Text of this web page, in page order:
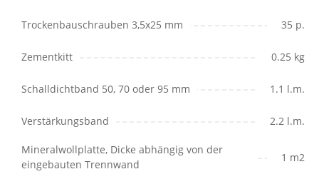
Trockenbauschrauben 3,5x25 mm 35 p.
Zementkitt 0.25 kg
Schalldichtband 50, 70 oder 95 mm 1.1 l.m.
Verstärkungsband 2.2 l.m.
Mineralwollplatte, Dicke abhängig von der
eingebauten Trennwand
1 m2